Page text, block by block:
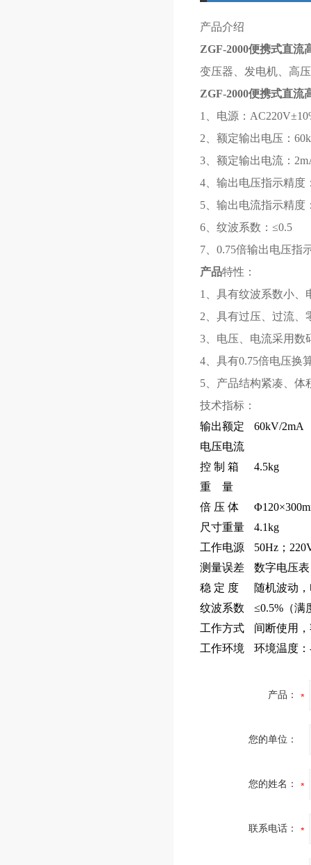
产品介绍
ZGF-2000便携式直流
变压器、发电机、高
ZGF-2000便携式直流
1、电源：
2、额定输出电压：
3、额定输出电流：
4、输出电压指示精度
5、输出电流指示精度
6、纹波系数：≤0.5
7、0.75倍输出电压指
产品特性：
1、具有纹波系数小、
2、具有过压、过流、
3、电压、电流采用数
4、具有0.75倍电压换
5、产品结构紧凑、体
技术指标：
输出额定
电压电流
60kV/2mA
控 制 箱
重 量
4.5kg
倍 压 体
尺寸重量
4.1kg
工作电源
50Hz；
测量误差
数字电压
稳 定 度
随机波动
纹波系数
≤0.5%（满
工作方式
间断使用
工作环境
环境温度
产品：
您的单位：
您的姓名：
联系电话：